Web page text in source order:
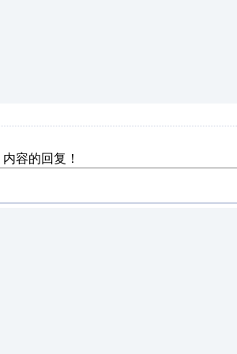
内容的回复！